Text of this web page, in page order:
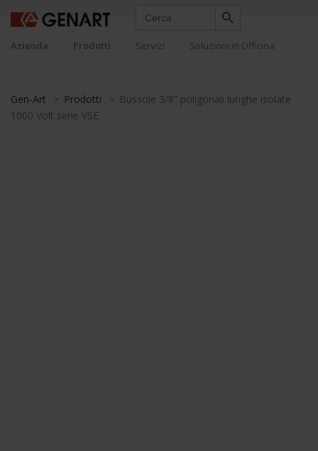
Azienda Prodotti Servizi Soluzioni in Officina
Gen-Art > Prodotti > Bussole 3/8” poligonali lunghe isolate
1000 Volt serie VSE